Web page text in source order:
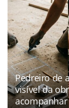
Pedreiro de
visível da
acompanhar